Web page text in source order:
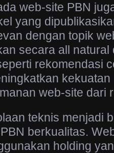
web-site PBN
yang
dengan topik
secara all natural
rekomendasi
web-site dari
teknis menjadi
berkualitas.
holding